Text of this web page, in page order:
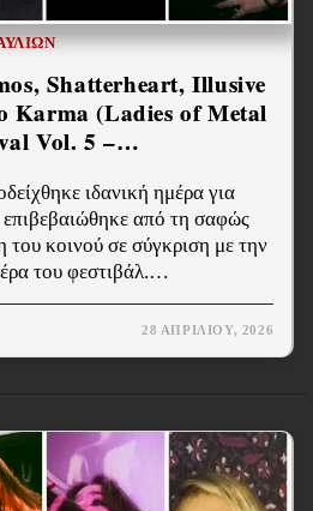
Shatterheart, Illusive
Karma (Ladies of Metal
Vol. 5 –…
ιδανική ημέρα για
επιβεβαιώθηκε από τη σαφώς
του κοινού σε σύγκριση με την
του φεστιβάλ.…
28 ΑΠΡΙΛΊΟΥ, 2026